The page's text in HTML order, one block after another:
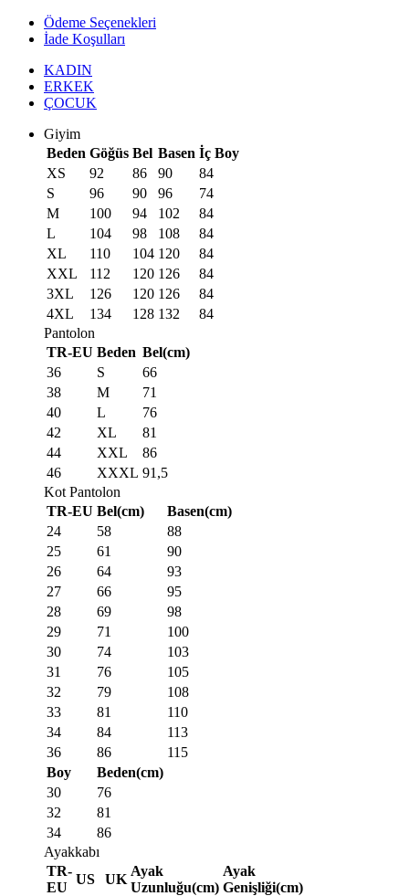
Ödeme Seçenekleri
İade Koşulları
KADIN
ERKEK
ÇOCUK
Giyim
Beden Göğüs Bel Basen İç Boy
XS
92 86 90
84
S
96 90 96
74
M
100 94 102
84
L
104 98 108
84
XL
110 104 120
84
XXL
112 120 126
84
3XL
126 120 126
84
4XL
134 128 132
84
Pantolon
TR-EU Beden Bel(cm)
36
S
66
38
M
71
40
L
76
42
XL
81
44
XXL
86
46
XXXL 91,5
Kot Pantolon
TR-EU Bel(cm)
Basen(cm)
24
58
88
25
61
90
26
64
93
27
66
95
28
69
98
29
71
100
30
74
103
31
76
105
32
79
108
33
81
110
34
84
113
36
86
115
Boy
Beden(cm)
30
76
32
81
34
86
Ayakkabı
TR-
EU
US UK
Ayak
Uzunluğu(cm)
Ayak
Genişliği(cm)